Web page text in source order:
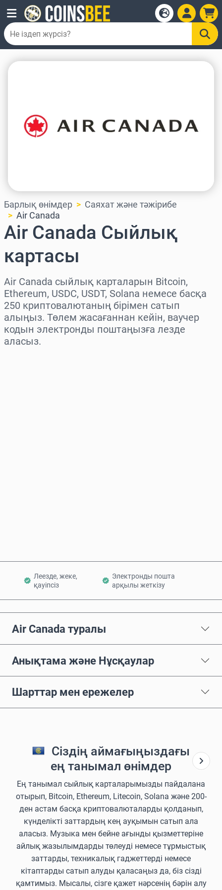
Барлық өнімдер
Саяхат және тәжірибе
Air Canada
Air Canada Сыйлық
картасы
Air Canada сыйлық карталарын Bitcoin,
Ethereum, USDC, USDT, Solana немесе басқа
250 криптовалютаның бірімен сатып
алыңыз. Төлем жасағаннан кейін, ваучер
кодын электронды поштаңызға лезде
аласыз.
Леезде, жеке,
қауіпсіз
Электронды пошта
арқылы жеткізу
Air Canada туралы
Анықтама және Нұсқаулар
Шарттар мен ережелер
Сіздің аймағыңыздағы
ең танымал өнімдер
Ең танымал сыйлық карталарымызды пайдалана
отырып, Bitcoin, Ethereum, Litecoin, Solana және 200-
ден астам басқа криптовалюталарды қолданып,
күнделікті заттардың кең ауқымын сатып ала
аласыз. Музыка мен бейне ағынды қызметтеріне
айлық жазылымдарды төлеуді немесе тұрмыстық
заттарды, техникалық гаджеттерді немесе
кітаптарды сатып алуды қаласаңыз да, біз сізді
қамтимыз. Мысалы, сізге қажет нәрсенің бәрін алу